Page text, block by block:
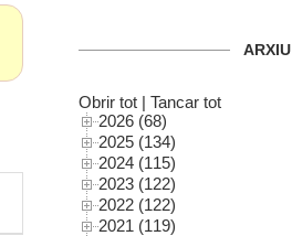
ARXIU
Obrir tot | Tancar tot
2026 (68)
2025 (134)
2024 (115)
2023 (122)
2022 (122)
2021 (119)